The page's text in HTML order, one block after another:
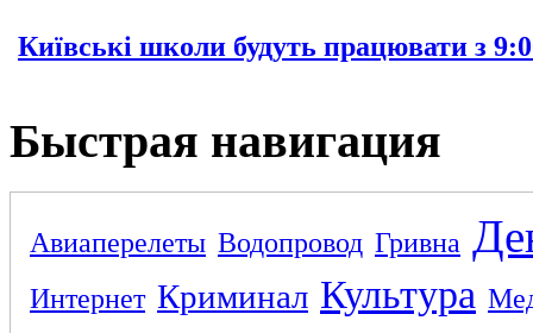
Київські школи будуть працювати з
Быстрая навигация
Авиаперелеты Водопровод Гривна
Интернет Криминал Культура